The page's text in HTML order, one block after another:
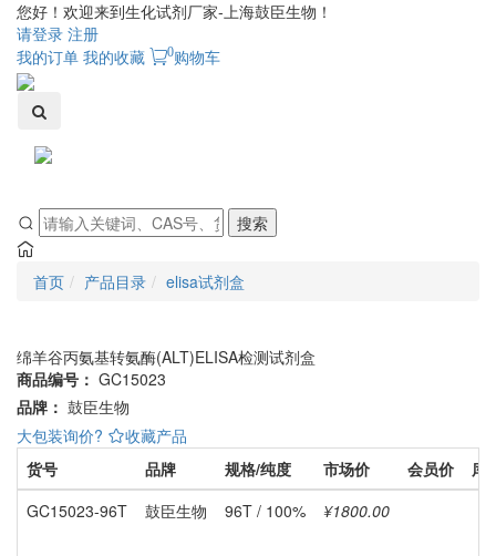
您好！欢迎来到生化试剂厂家-上海鼓臣生物！
请登录 注册
我的订单 我的收藏 0购物车
搜索
首页 产品目录 elisa试剂盒
绵羊谷丙氨基转氨酶(ALT)ELISA检测试剂盒
商品编号： GC15023
品牌： 鼓臣生物
大包装询价?
收藏产品
货号
品牌 规格/纯度 市场价 会员价
库
GC15023-96T
鼓臣生物 96T / 100% ¥1800.00